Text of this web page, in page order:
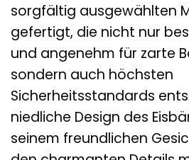
sorgfältig ausgewählten
gefertigt, die nicht nur
und angenehm für zarte
sondern auch höchsten
Sicherheitsstandards
niedliche Design des
seinem freundlichen